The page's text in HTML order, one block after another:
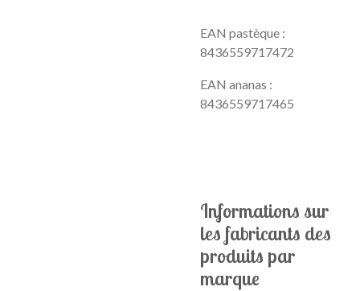
EAN pastèque :
8436559717472
EAN ananas :
8436559717465
Informations sur
les fabricants des
produits par
marque